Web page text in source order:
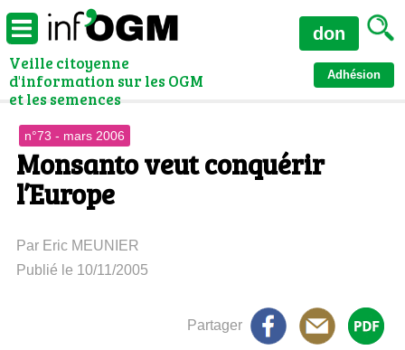
Veille citoyenne
d'information sur les OGM
et les semences
Adhésion
don
n°73 - mars 2006
Monsanto veut conquérir
l’Europe
Par Eric MEUNIER
Publié le 10/11/2005
Partager